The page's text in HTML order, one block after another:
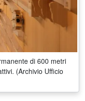
di 600 metri
(Archivio Ufficio